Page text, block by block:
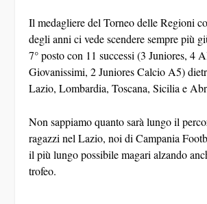
Il medagliere del Torneo delle Regioni
degli anni ci vede scendere sempre più
7° posto con 11 successi (3 Juniores, 4
Giovanissimi, 2 Juniores Calcio A5)
Lazio, Lombardia, Toscana, Sicilia e
Non sappiamo quanto sarà lungo il
ragazzi nel Lazio, noi di Campania
il più lungo possibile magari alzando
trofeo.